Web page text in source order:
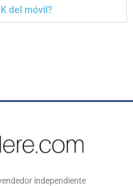
del móvil?
independiente